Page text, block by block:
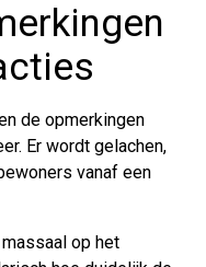
de opmerkingen
Er wordt gelachen,
vanaf een
op het